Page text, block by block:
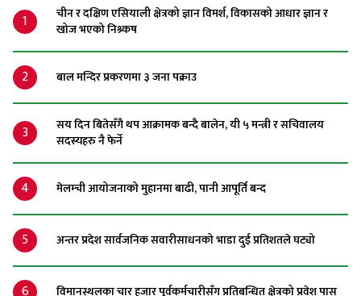
1
चीन र दक्षिण एसियाली क्षेत्रको ज्ञान विमर्श, विकासको आधार ज्ञान र
खोज भएको निश्र्कष
2 बाल मन्दिर प्रकरणमा ३ जना पक्राउ
3
सय दिन बितेसँगै थप आक्रामक बन्दै बालेन, यी ५ मन्त्री र सचिवालय
सदस्यहरु नै फेर्ने
4 मेलम्ची आयोजनाको मुहानमा बाढी, पानी आपूर्ति बन्द
5 अन्तर प्रदेश सार्वजनिक सवारीसाधनको भाडा दुई प्रतिशतले घट्यो
6 विमानस्थलका चार हजार पूर्वकर्मचारीसँग प्रतिबन्धित क्षेत्रको प्रवेश पास